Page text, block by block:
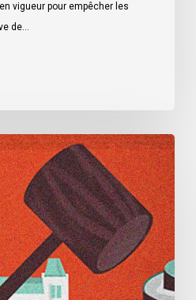
vigueur pour empêcher les
de…